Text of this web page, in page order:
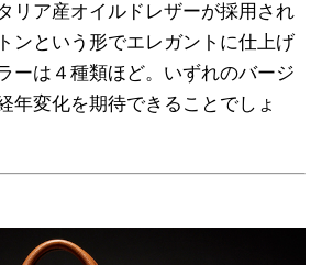
リア産オイルドレザーが採用され
ンという形でエレガントに仕上げ
ーは４種類ほど。いずれのバージ
年変化を期待できることでしょ